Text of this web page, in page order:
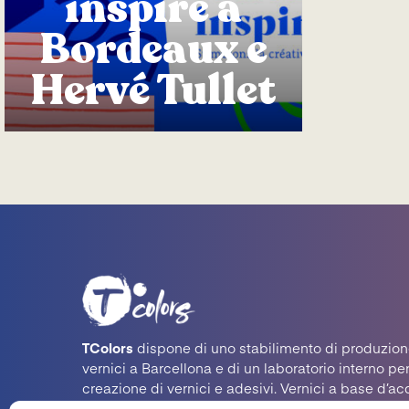
Bordeaux e
Hervé Tullet
TColors dispone di uno stabilimento di
vernici a Barcellona e di un laboratorio interno
creazione di vernici e adesivi. Vernici a base